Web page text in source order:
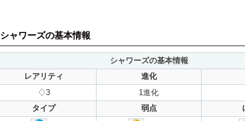
シャワーズの基本情報
シャワーズの基本情報
レアリティ 進化
♢3 1進化
タイプ 弱点